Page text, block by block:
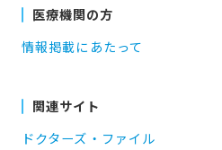
医療機関の方
情報掲載にあたって
関連サイト
ドクターズ・ファイル